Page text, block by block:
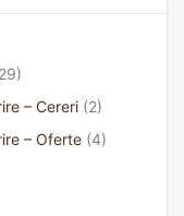
– Cereri (2)
– Oferte (4)